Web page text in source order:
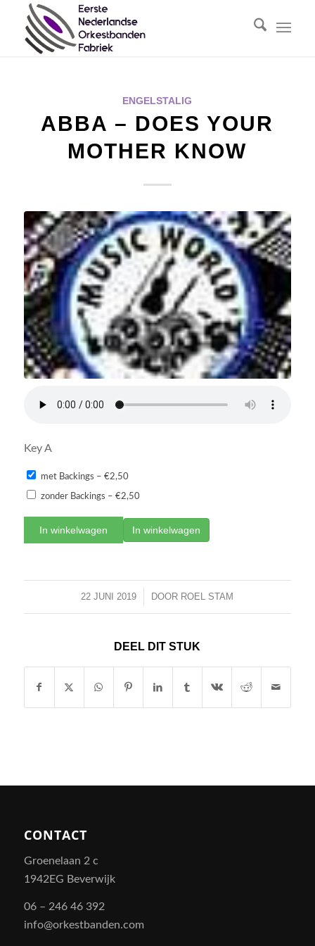
ENGELSTALIG
ABBA – DOES YOUR
MOTHER KNOW
Key A
met Backings – €2,50
zonder Backings – €2,50
In winkelwagen
22 JUNI 2019
/ DOOR ROEL STAM
DEEL DIT STUK
CONTACT
Groenelaan 2 c
1942EG Beverwijk
06 – 246 46 392
info@orkestbanden.com